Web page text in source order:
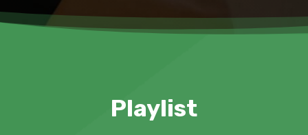
Playlist